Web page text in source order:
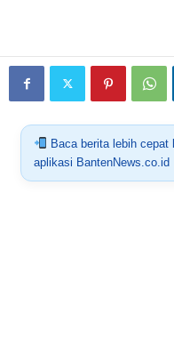
Baca berita lebih cepat
aplikasi BantenNews.co.id